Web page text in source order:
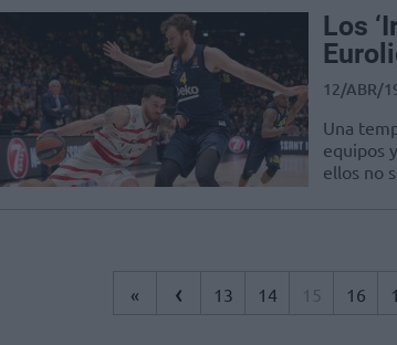
Los
12/ABR/
Una
equipos
ellos no
« ‹ 13 14 15 16